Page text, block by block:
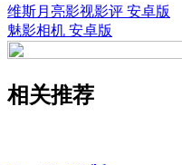
维斯月亮影视影评 安卓版
魅影相机 安卓版
相关推荐